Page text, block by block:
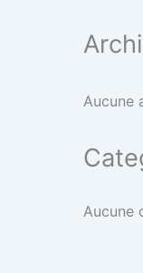
Aucune
Aucune